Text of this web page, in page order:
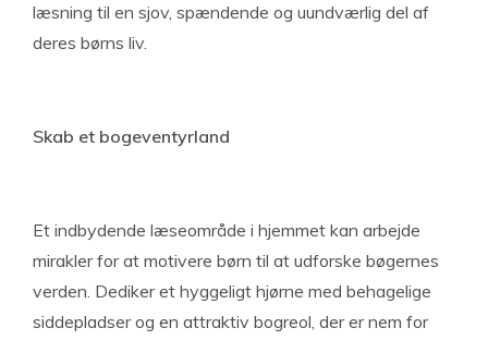
læsning til en sjov, spændende og uundværlig del af
deres børns liv.
Skab et bogeventyrland
Et indbydende læseområde i hjemmet kan arbejde
mirakler for at motivere børn til at udforske bøgernes
verden. Dediker et hyggeligt hjørne med behagelige
siddepladser og en attraktiv bogreol, der er nem for